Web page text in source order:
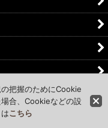
把握のためにCookie
合、Cookieなどの設
こちら